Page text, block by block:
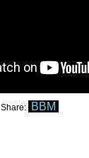
Share: BBM